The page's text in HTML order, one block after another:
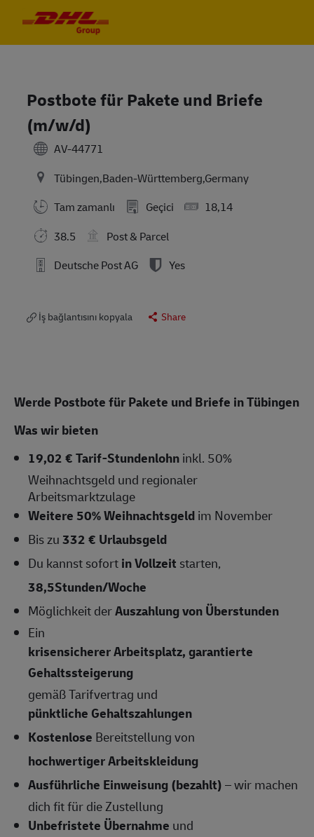
Postbote für Pakete und Briefe
(m/w/d)
AV-44771
Tübingen,Baden-Württemberg,Germany
Tam zamanlı
Geçici
18,14
38.5
Post & Parcel
Deutsche Post AG
Yes
İş bağlantısını kopyala Share
Werde Postbote für Pakete und Briefe in Tübingen
Was wir bieten
19,02 € Tarif-Stundenlohninkl. 50%
Weihnachtsgeld und regionaler
Arbeitsmarktzulage
Weitere 50% Weihnachtsgeldim November
Bis zu332 € Urlaubsgeld
Du kannst sofortin Vollzeit starten,
38,5Stunden/Woche
Möglichkeit derAuszahlung von Überstunden
Ein
krisensicherer Arbeitsplatz, garantierte
Gehaltssteigerung
gemäß Tarifvertrag und
pünktliche Gehaltszahlungen
Kostenlose Bereitstellung von
hochwertiger Arbeitskleidung
Ausführliche Einweisung (bezahlt)– wir machen
dich fit für die Zustellung
Unbefristete Übernahme und